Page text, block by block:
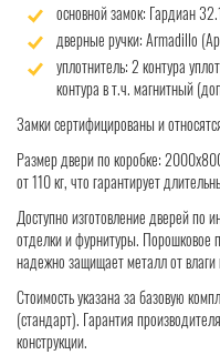
основной замок: Гардиан
дверные ручки: Armadillo
уплотнитель: 2 контура
контура в т.ч. магнитный
Замки сертифицированы и
Размер двери по коробке:
от 110 кг, что гарантирует
Доступно изготовление дверей по
отделки и фурнитуры. Порошковое
надежно защищает металл от влаги
Стоимость указана за базовую
(стандарт). Гарантия
конструкции.